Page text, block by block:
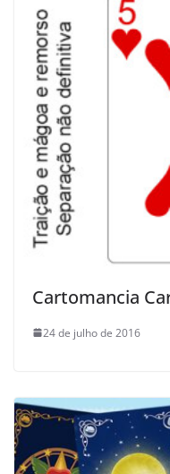
Cartomancia
24 de julho de 2016